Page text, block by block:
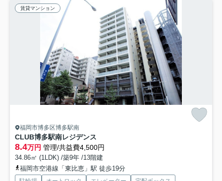
賃貸マンション
福岡市博多区博多駅南
CLUB博多駅南レジデンス
8.4万円 管理/共益費4,500円
34.86㎡ (1LDK) /築9年 /13階建
福岡市空港線「東比恵」駅 徒歩19分